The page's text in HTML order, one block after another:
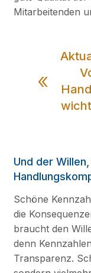
Mitarbeitenden
Und der
Schöne
die
braucht den
denn
Transparenz.